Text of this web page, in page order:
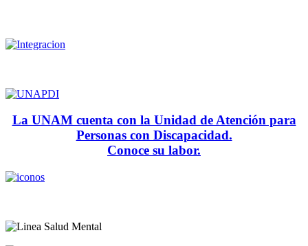
La UNAM cuenta con la Unidad de Atención para
Personas con Discapacidad.
Conoce su labor.